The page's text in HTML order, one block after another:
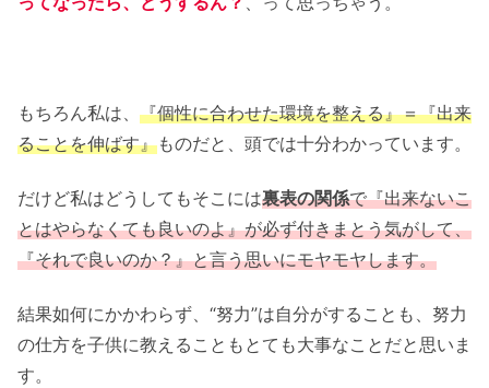
もちろん私は、 『個性に合わせた環境を整える』＝『出来
ることを伸ばす』ものだと、頭では十分わかっています。
だけど私はどうしてもそこには裏表の関係で『出来ないこ
とはやらなくても良いのよ』が必ず付きまとう気がして、
『それで良いのか？』と言う思いにモヤモヤします。
結果如何にかかわらず、“努力”は自分がすることも、努力
の仕方を子供に教えることもとても大事なことだと思いま
す。